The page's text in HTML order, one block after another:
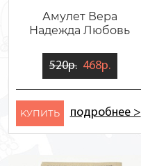
Амулет Вера
Надежда Любовь
520р. 468р.
KУПИТЬ подробнее >